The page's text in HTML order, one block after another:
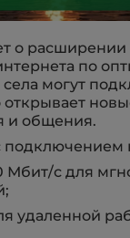
о
по
могут
и общения.
подключением
Мбит/с для
удаленной